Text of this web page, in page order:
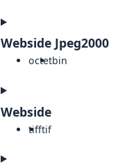
Webside Jpeg2000
octetbin
Webside
tifftif